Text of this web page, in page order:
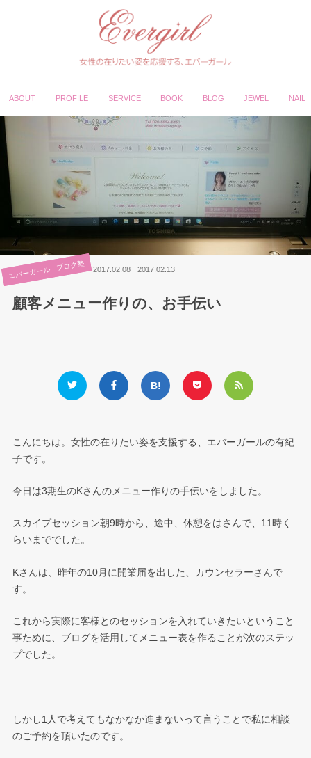
ABOUT PROFILE SERVICE BOOK BLOG JEWEL NAIL
エバーガール ブログ塾 2017.02.08 2017.02.13
顧客メニュー作りの、お手伝い
こんにちは。女性の在りたい姿を支援する、エバーガールの有紀
子です。
今日は3期生のKさんのメニュー作りの手伝いをしました。
スカイプセッション朝9時から、途中、休憩をはさんで、11時く
らいまででした。
Kさんは、昨年の10月に開業届を出した、カウンセラーさんで
す。
これから実際に客様とのセッションを入れていきたいということ
事ために、ブログを活用してメニュー表を作ることが次のステッ
プでした。
しかし1人で考えてもなかなか進まないって言うことで私に相談
のご予約を頂いたのです。